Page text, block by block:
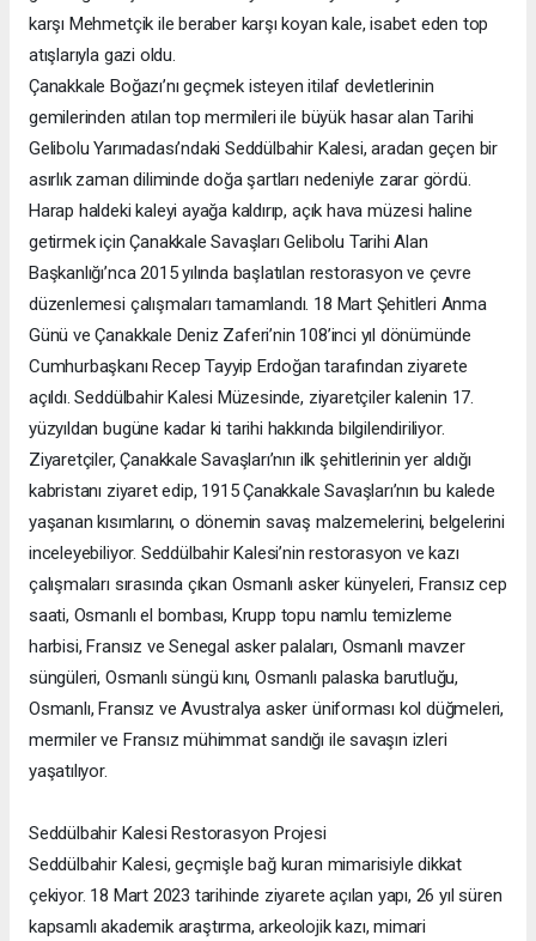
karşı Mehmetçik ile beraber karşı koyan kale, isabet eden top
atışlarıyla gazi oldu.
Çanakkale Boğazı’nı geçmek isteyen itilaf devletlerinin
gemilerinden atılan top mermileri ile büyük hasar alan Tarihi
Gelibolu Yarımadası’ndaki Seddülbahir Kalesi, aradan geçen bir
asırlık zaman diliminde doğa şartları nedeniyle zarar gördü.
Harap haldeki kaleyi ayağa kaldırıp, açık hava müzesi haline
getirmek için Çanakkale Savaşları Gelibolu Tarihi Alan
Başkanlığı’nca 2015 yılında başlatılan restorasyon ve çevre
düzenlemesi çalışmaları tamamlandı. 18 Mart Şehitleri Anma
Günü ve Çanakkale Deniz Zaferi’nin 108’inci yıl dönümünde
Cumhurbaşkanı Recep Tayyip Erdoğan tarafından ziyarete
açıldı. Seddülbahir Kalesi Müzesinde, ziyaretçiler kalenin 17.
yüzyıldan bugüne kadar ki tarihi hakkında bilgilendiriliyor.
Ziyaretçiler, Çanakkale Savaşları’nın ilk şehitlerinin yer aldığı
kabristanı ziyaret edip, 1915 Çanakkale Savaşları’nın bu kalede
yaşanan kısımlarını, o dönemin savaş malzemelerini, belgelerini
inceleyebiliyor. Seddülbahir Kalesi’nin restorasyon ve kazı
çalışmaları sırasında çıkan Osmanlı asker künyeleri, Fransız cep
saati, Osmanlı el bombası, Krupp topu namlu temizleme
harbisi, Fransız ve Senegal asker palaları, Osmanlı mavzer
süngüleri, Osmanlı süngü kını, Osmanlı palaska barutluğu,
Osmanlı, Fransız ve Avustralya asker üniforması kol düğmeleri,
mermiler ve Fransız mühimmat sandığı ile savaşın izleri
yaşatılıyor.
Seddülbahir Kalesi Restorasyon Projesi
Seddülbahir Kalesi, geçmişle bağ kuran mimarisiyle dikkat
çekiyor. 18 Mart 2023 tarihinde ziyarete açılan yapı, 26 yıl süren
kapsamlı akademik araştırma, arkeolojik kazı, mimari